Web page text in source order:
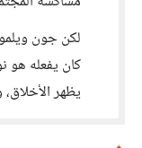
لكن جون
كان يفعله هو
يظهر